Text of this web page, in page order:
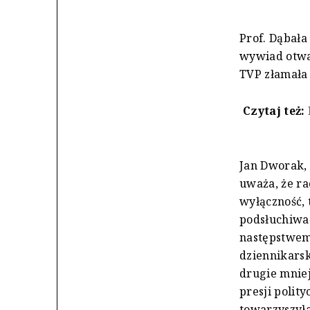
Prof.
wywiad
TVP
Czytaj też:
Jan
uważa, że
drugie
presji